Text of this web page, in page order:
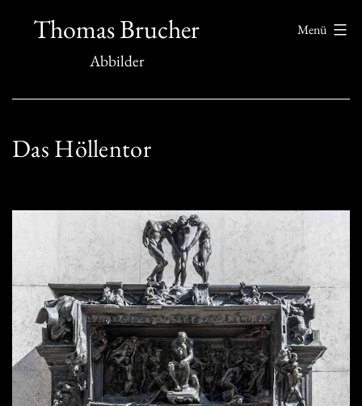
InhaltThomas Brucher
Abbilder
Menü
Das Höllentor